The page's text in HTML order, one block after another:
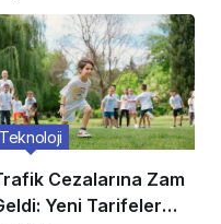
Cezalarına Zam
Yeni Tarifeler
Teknoloji